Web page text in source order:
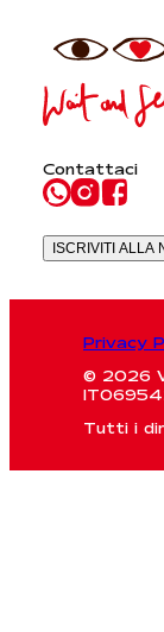
Contattaci
ISCRIVITI ALLA
Privacy
© 2026
Tutti i